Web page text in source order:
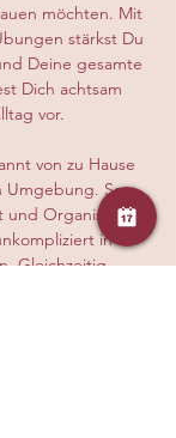
möchten. Mit
stärkst Du
Deine gesamte
Dich achtsam
vor.
von zu Hause
Umgebung. So
und Organisation
in
Gleichzeitig